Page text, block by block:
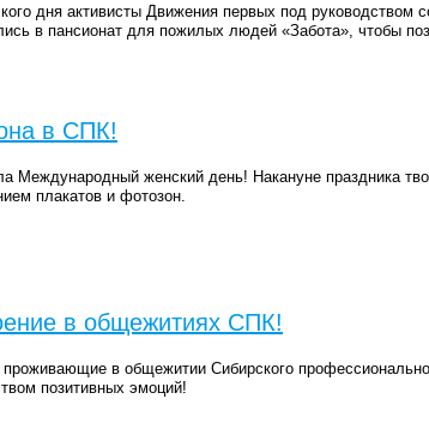
дня активисты Движения первых под руководством
в пансионат для пожилых людей «Забота», чтобы
в СПК!
Международный женский день! Накануне праздника
плакатов и фотозон.
в общежитиях СПК!
в общежитии Сибирского
позитивных эмоций!